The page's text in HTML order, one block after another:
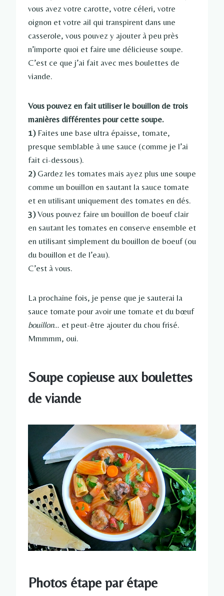
vous avez votre carotte, votre céleri, votre
oignon et votre ail qui transpirent dans une
casserole, vous pouvez y ajouter à peu près
n’importe quoi et faire une délicieuse soupe.
C’est ce que j’ai fait avec mes boulettes de
viande.
Vous pouvez en fait utiliser le bouillon de trois
manières différentes pour cette soupe.
1)Faites une base ultra épaisse, tomate,
presque semblable à une sauce (comme je l’ai
fait ci-dessous).
2)Gardez les tomates mais ayez plus une soupe
comme un bouillon en sautant la sauce tomate
et en utilisant uniquement des tomates en dés.
3)Vous pouvez faire un bouillon de boeuf clair
en sautant les tomates en conserve ensemble et
en utilisant simplement du bouillon de boeuf (ou
du bouillon et de l’eau).
C’est à vous.
La prochaine fois, je pense que je sauterai la
sauce tomate pour avoir une tomate et du bœuf
bouillon… et peut-être ajouter du chou frisé.
Mmmmm, oui.
Soupe copieuse aux boulettes
de viande
Photos étape par étape